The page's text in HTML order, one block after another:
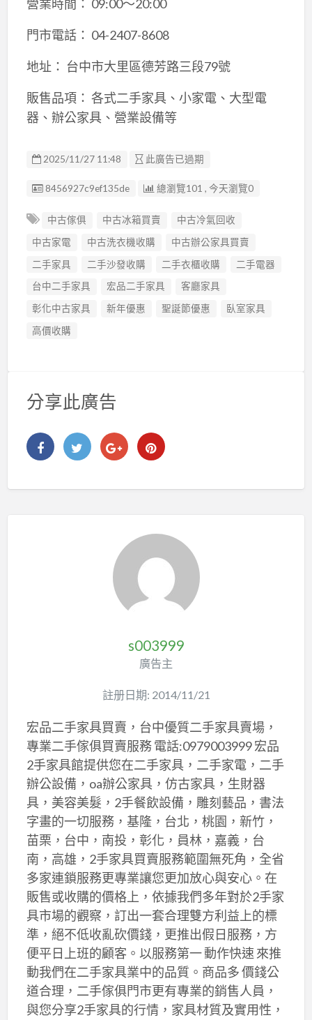
營業時間： 09:00～20:00
門市電話： 04-2407-8608
地址： 台中市大里區德芳路三段79號
販售品項： 各式二手家具、小家電、大型電
器、辦公家具、營業設備等
2025/11/27 11:48 此廣告已過期
廣告编號
8456927c9ef135de 總瀏覽101 , 今天瀏覽0
中古傢俱 中古冰箱買賣
中古冷氣回收
中古家電
中古洗衣機收購
中古辦公家具買賣
二手家具
二手沙發收購 二手衣櫃收購
二手電器
台中二手家具
宏品二手家具
客廳家具
彰化中古家具
新年優惠 聖誕節優惠
臥室家具
高價收購
分享此廣告
s003999
廣告主
註册日期: 2014/11/21
宏品二手家具買賣，台中優質二手家具賣場，
專業二手傢俱買賣服務 電話:0979003999 宏品
2手家具館提供您在二手家具，二手家電，二手
辦公設備，oa辦公家具，仿古家具，生財器
具，美容美髮，2手餐飲設備，雕刻藝品，書法
字畫的一切服務，基隆，台北，桃園，新竹，
苗栗，台中，南投，彰化，員林，嘉義，台
南，高雄，2手家具買賣服務範圍無死角，全省
多家連鎖服務更專業讓您更加放心與安心。在
販售或收購的價格上，依據我們多年對於2手家
具市場的觀察，訂出一套合理雙方利益上的標
準，絕不低收亂砍價錢，更推出假日服務，方
便平日上班的顧客。以服務第一 動作快速 來推
動我們在二手家具業中的品質。商品多 價錢公
道合理，二手傢俱門市更有專業的銷售人員，
與您分享2手家具的行情，家具材質及實用性，